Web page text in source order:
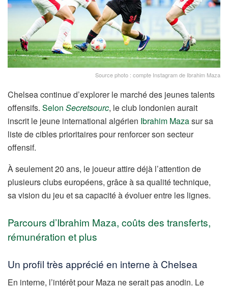
Source photo : compte Instagram de Ibrahim Maza
Chelsea continue d’explorer le marché des jeunes talents
offensifs. Selon Secretsourc, le club londonien aurait
inscrit le jeune international algérien Ibrahim Mazasur sa
liste de cibles prioritaires pour renforcer son secteur
offensif.
À seulement 20 ans, le joueur attire déjà l’attention de
plusieurs clubs européens, grâce à sa qualité technique,
sa vision du jeu et sa capacité à évoluer entre les lignes.
Parcours d’Ibrahim Maza, coûts des transferts,
rémunération et plus
Un profil très apprécié en interne à Chelsea
En interne, l’intérêt pour Maza ne serait pas anodin. Le